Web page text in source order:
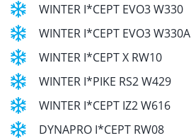
WINTER I*CEPT EVO3 W330
WINTER I*CEPT EVO3 W330A
WINTER I*CEPT X RW10
WINTER I*PIKE RS2 W429
WINTER I*CEPT IZ2 W616
DYNAPRO I*CEPT RW08